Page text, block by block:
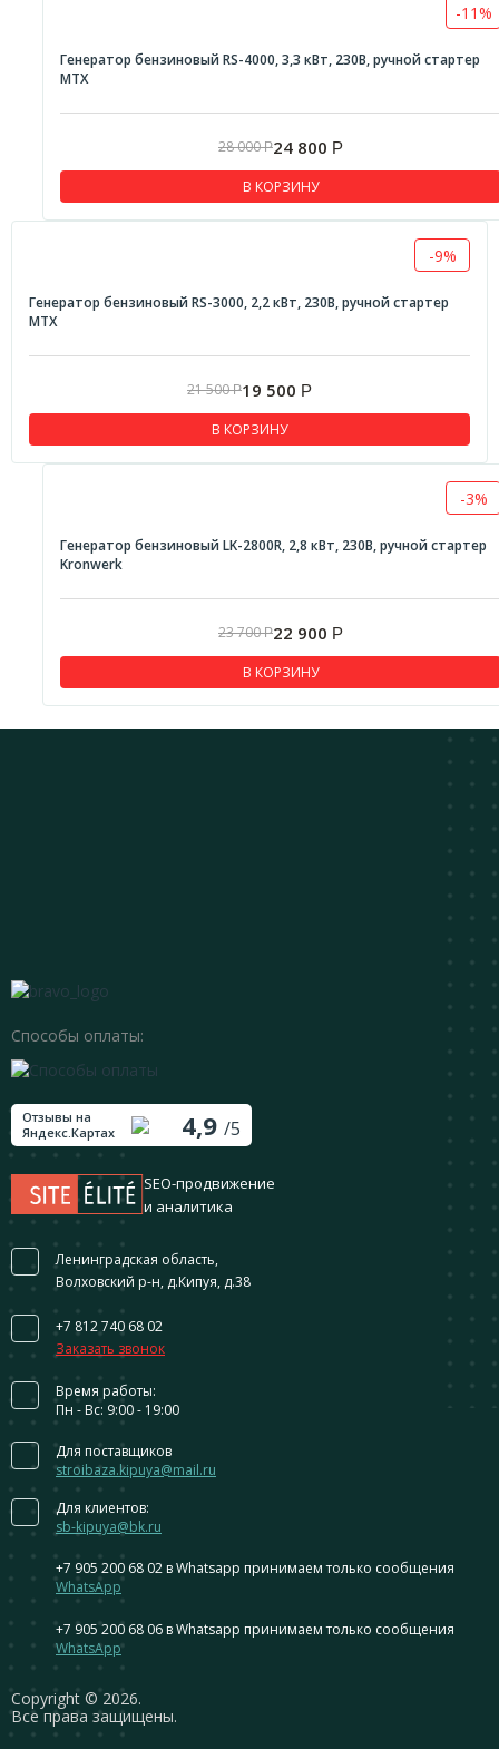
-11%
Генератор бензиновый RS-4000, 3,3 кВт, 230В, ручной стартер
MTX
28 000Р24 800 Р
В КОРЗИНУ
-9%
Генератор бензиновый RS-3000, 2,2 кВт, 230В, ручной стартер
MTX
21 500Р19 500 Р
В КОРЗИНУ
-3%
Генератор бензиновый LK-2800R, 2,8 кВт, 230В, ручной стартер
Kronwerk
23 700Р22 900 Р
В КОРЗИНУ
Сopyright © 2026.
Все права защищены.
Способы оплаты:
Отзывы на
Яндекс.Картах
4,9 /5
SEO-продвижение
и аналитика
Ленинградская область,
Волховский р-н, д.Кипуя, д.38
+7 812 740 68 02
Заказать звонок
Время работы:
Пн - Вс: 9:00 - 19:00
Для поставщиков
stroibaza.kipuya@mail.ru
Для клиентов:
sb-kipuya@bk.ru
+7 905 200 68 02 в Whatsapp принимаем только сообщения
WhatsApp
+7 905 200 68 06 в Whatsapp принимаем только сообщения
WhatsApp